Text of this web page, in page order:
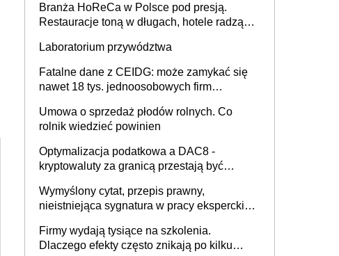
Branża HoReCa w Polsce pod presją.
Restauracje toną w długach, hotele radzą
Laboratorium przywództwa
Fatalne dane z CEIDG: może zamykać się
nawet 18 tys. jednoosobowych firm
Umowa o sprzedaż płodów rolnych. Co
rolnik wiedzieć powinien
Optymalizacja podatkowa a DAC8 -
kryptowaluty za granicą przestają być
Wymyślony cytat, przepis prawny,
nieistniejąca sygnatura w pracy eksperckiej -
firmie
Firmy wydają tysiące na szkolenia.
Dlaczego efekty często znikają po kilku